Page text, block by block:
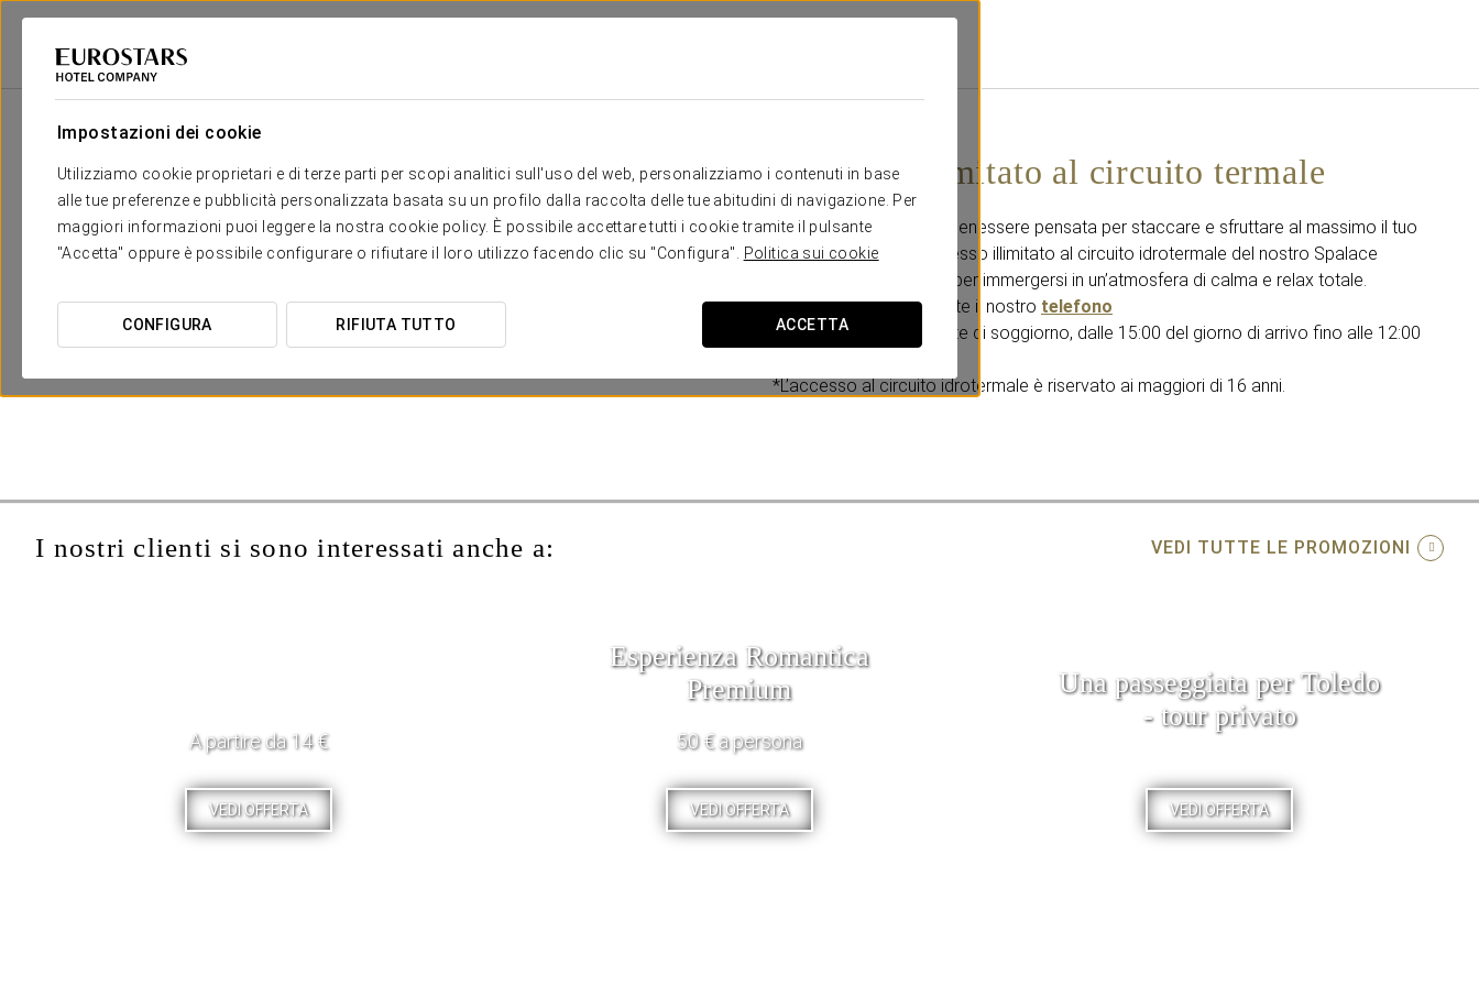
Impostazioni dei cookie
Utilizziamo cookie proprietari e di terze parti per scopi analitici sull'uso del web, personalizziamo i contenuti in base
alle tue preferenze e pubblicità personalizzata basata su un profilo dalla raccolta delle tue abitudini di navigazione. Per
maggiori informazioni puoi leggere la nostra cookie policy. È possibile accettare tutti i cookie tramite il pulsante
"Accetta" oppure è possibile configurare o rifiutare il loro utilizzo facendo clic su "Configura".
Politica sui cookie
CONFIGURA RIFIUTA TUTTO ACCETTA
Eurostars Hotel Company
Accesso illimitato al circuito termale
Goditi un’esperienza di benessere pensata per staccare e sfruttare al massimo il tuo
soggiorno. Include accesso illimitato al circuito idrotermale del nostro Spalace
Wellness Center, ideale per immergersi in un’atmosfera di calma e relax totale.
*Indica data e ora tramite il nostro telefono
*Valido per la prima notte di soggiorno, dalle 15:00 del giorno di arrivo fino alle 12:00
*L’accesso al circuito idrotermale è riservato ai maggiori di 16 anni.
I nostri clienti si sono interessati anche a: VEDI TUTTE LE PROMOZIONI
A partire da 14 €
VEDI OFFERTA
Esperienza Romantica
Premium
50 € a persona
VEDI OFFERTA
Una passeggiata per Toledo
- tour privato
VEDI OFFERTA